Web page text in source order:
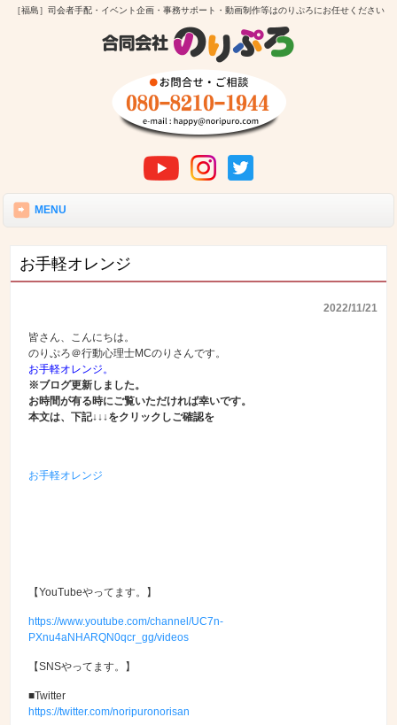
［福島］司会者手配・イベント企画・事務サポート・動画制作等はのりぷろにお任せください
MENU
お手軽オレンジ
2022/11/21
皆さん、こんにちは。
のりぷろ＠行動心理士MCのりさんです。
お手軽オレンジ。
※ブログ更新しました。
お時間が有る時にご覧いただければ幸いです。
本文は、下記↓↓↓をクリックしご確認を
お手軽オレンジ
【YouTubeやってます。】
https://www.youtube.com/channel/UC7n-
PXnu4aNHARQN0qcr_gg/videos
【SNSやってます。】
■Twitter
https://twitter.com/noripuronorisan